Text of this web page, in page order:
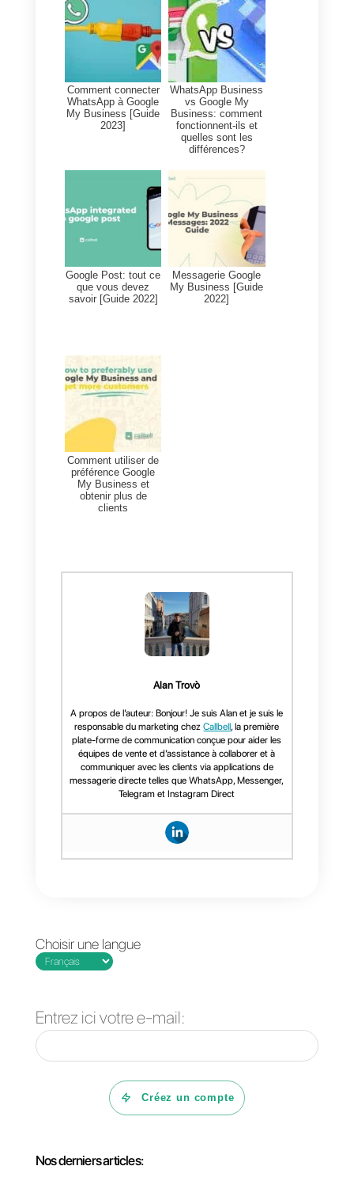
représente le compromis et la
confiance
4. Être constant avec les
publications sur les réseaux
Cela est très important pour
démontrer à Google et à
l’audience que vous êtes actif et
que votre business est toujours
attentif à chaque type de client
NB: Suivez ces étapes,
Google aura confiance aux
profils sociaux appartenant à
votre entreprise.
C’est quoi Callbell et comment
est un outil basé sur le
cloud qui se centre sur le fait
d’offrir à ses clients la possibilité
de se connecter de manière
efficiente et efficace avec ses
consommateurs. Cet outil est
un avantage pour toutes les
entreprises actuelle, d »jà qu’il
utilisés en un seul lieu et depuis
ce lieu gérer l’assistance client,
faon simple.
Callbell possède différentes
fonctionnalités qui font d’elle